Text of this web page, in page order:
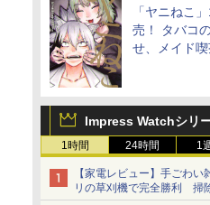
「ヤニねこ
売！ タバコ
せ、メイド喫
Impress Watchシリ
1時間 24時間 1
【家電レビュー】手ごわい
リの草刈機で完全勝利 掃